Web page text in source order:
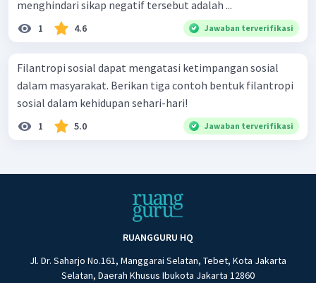
menghindari sikap negatif tersebut adalah ...
1 4.6 Jawaban terverifikasi
Filantropi sosial dapat mengatasi ketimpangan sosial
dalam masyarakat. Berikan tiga contoh bentuk filantropi
sosial dalam kehidupan sehari-hari!
1 5.0 Jawaban terverifikasi
RUANGGURU HQ
Jl. Dr. Saharjo No.161, Manggarai Selatan, Tebet, Kota Jakarta
Selatan, Daerah Khusus Ibukota Jakarta 12860